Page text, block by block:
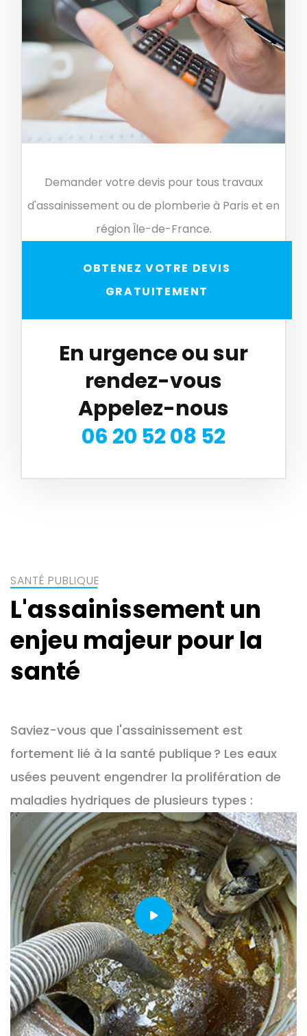
Demander votre devis pour tous travaux
d'assainissement ou de plomberie à Paris et en
région Île-de-France.
OBTENEZ VOTRE DEVIS
GRATUITEMENT
En urgence ou sur
rendez-vous
Appelez-nous
06 20 52 08 52
SANTÉ PUBLIQUE
L'assainissement un
enjeu majeur pour la
santé
Saviez-vous que l'assainissement est
fortement lié à la santé publique ? Les eaux
usées peuvent engendrer la prolifération de
maladies hydriques de plusieurs types :